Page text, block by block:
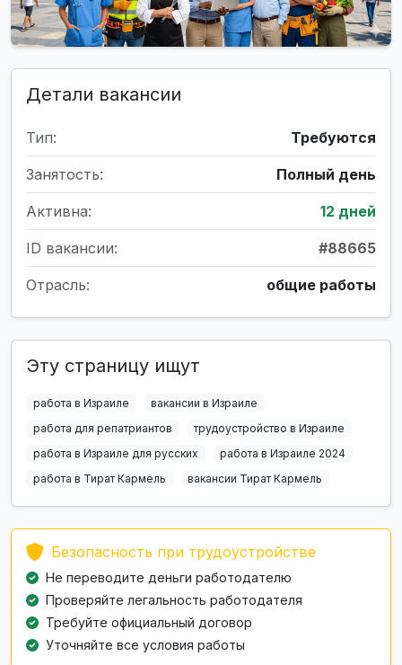
Детали вакансии
Тип: Требуются
Занятость: Полный день
Активна: 12 дней
ID вакансии: #88665
Отрасль: общие работы
Эту страницу ищут
работа в Израиле
вакансии в Израиле
работа для репатриантов
трудоустройство в Израиле
работа в Израиле для русских
работа в Израиле 2024
работа в Тират Кармель
вакансии Тират Кармель
Безопасность при трудоустройстве
Не переводите деньги работодателю
Проверяйте легальность работодателя
Требуйте официальный договор
Уточняйте все условия работы